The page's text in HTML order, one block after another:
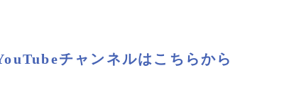
チャンネルはこちらから